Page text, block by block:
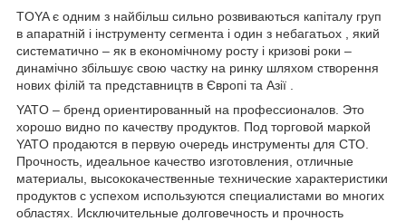
TOYA є одним з найбільш сильно розвиваються капіталу груп
в апаратній і інструменту сегмента і один з небагатьох , який
систематично – як в економічному росту і кризові роки –
динамічно збільшує свою частку на ринку шляхом створення
нових філій та представництв в Європі та Азії .
YATO – бренд ориентированный на профессионалов. Это
хорошо видно по качеству продуктов. Под торговой маркой
YATO продаются в первую очередь инструменты для СТО.
Прочность, идеальное качество изготовления, отличные
материалы, высококачественные технические характеристики
продуктов с успехом используются специалистами во многих
областях. Исключительные долговечность и прочность